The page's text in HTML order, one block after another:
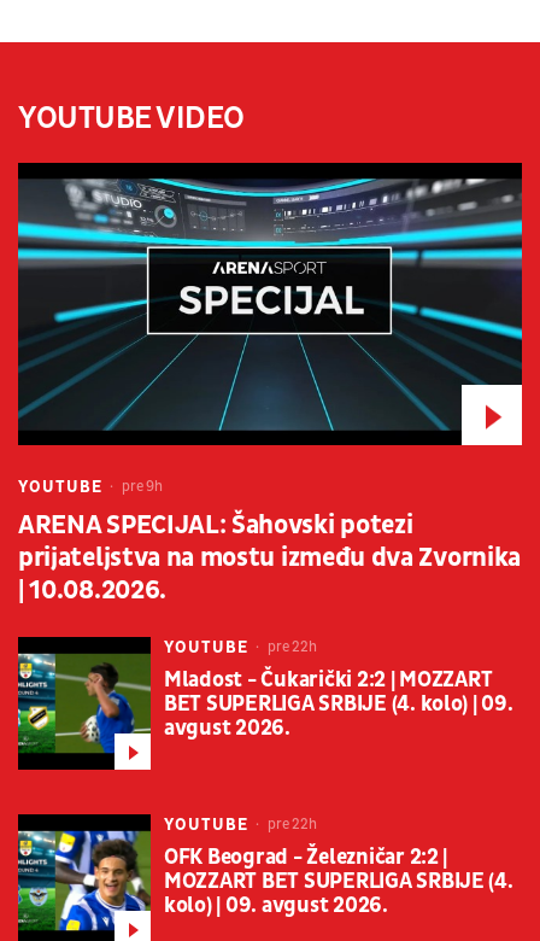
YOUTUBE VIDEO
YOUTUBE pre 9h
ARENA SPECIJAL: Šahovski potezi
prijateljstva na mostu između dva Zvornika
| 10.08.2026.
YOUTUBE pre 22h
Mladost - Čukarički 2:2 | MOZZART
BET SUPERLIGA SRBIJE (4. kolo) | 09.
avgust 2026.
YOUTUBE pre 22h
OFK Beograd - Železničar 2:2 |
MOZZART BET SUPERLIGA SRBIJE (4.
kolo) | 09. avgust 2026.